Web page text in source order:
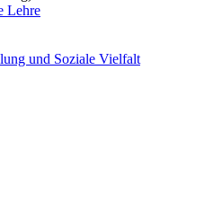
Lehre
und Soziale Vielfalt